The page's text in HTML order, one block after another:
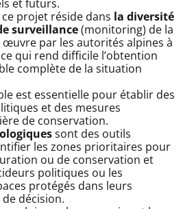
et futurs.
projet réside dans la diversité
surveillance(monitoring) de la
par les autorités alpines à
qui rend difficile l’obtention
complète de la situation
est essentielle pour établir des
et des mesures
de conservation.
sont des outils
les zones prioritaires pour
ou de conservation et
politiques ou les
protégés dans leurs
décision.